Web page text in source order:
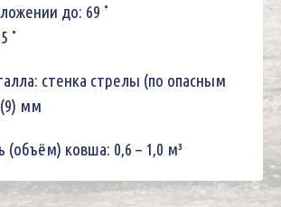
до: 69 ˚
˚
стенка стрелы (по опасным
мм
ковша: 0‚6 – 1‚0 м³